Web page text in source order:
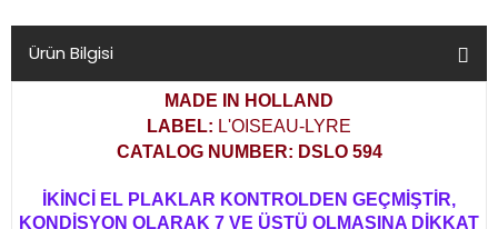
Ürün Bilgisi
MADE IN HOLLAND
LABEL: L'OISEAU-LYRE
CATALOG NUMBER: DSLO 594
İKİNCİ EL PLAKLAR KONTROLDEN GEÇMİŞTİR,
KONDİSYON OLARAK 7 VE ÜSTÜ OLMASINA DİKKAT